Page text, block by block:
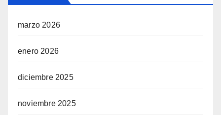
marzo 2026
enero 2026
diciembre 2025
noviembre 2025